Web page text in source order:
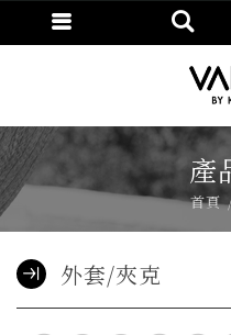
產
首頁
外套/夾克